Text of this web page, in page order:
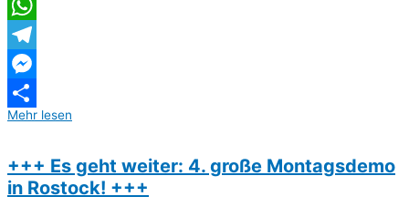
Twitter
WhatsApp
Telegram
Messenger
Teilen
Mehr lesen
+++ Es geht weiter: 4. große Montagsdemo
in Rostock! +++